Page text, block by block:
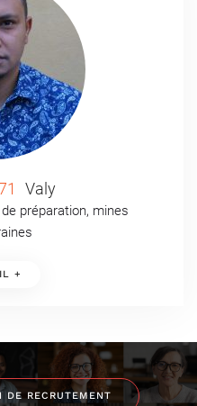
Valy
préparation, mines
+
DE RECRUTEMENT